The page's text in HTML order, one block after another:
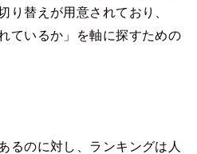
り替えが用意されており、
ているか」を軸に探すための
るのに対し、ランキングは人